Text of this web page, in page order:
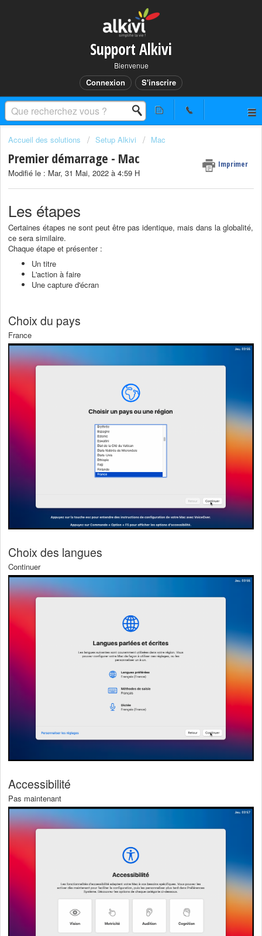
Support Alkivi
Bienvenue
Connexion S'inscrire
Accueil des solutions Setup Alkivi Mac
Premier démarrage - Mac Imprimer
Modifié le : Mar, 31 Mai, 2022 à 4:59 H
Les étapes
Certaines étapes ne sont peut être pas identique, mais dans la globalité,
ce sera similaire.
Chaque étape et présenter :
Un titre
L'action à faire
Une capture d'écran
Choix du pays
France
Choix des langues
Continuer
Accessibilité
Pas maintenant